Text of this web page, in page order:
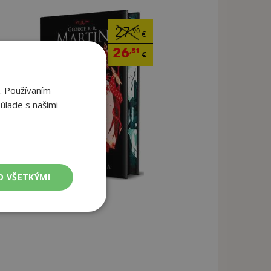
27,90 €
26,51 €
s našimi
VŠETKÝMI